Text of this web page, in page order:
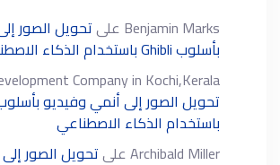
Benjamin Marks علىتحويل الصور
بأسلوب Ghibli باستخدام الذكاء الاصطناعي
Company in Kochi,Kerala
باستخدام الذكاء الاصطناعي
Archibald Millerعلىتحويل الصور